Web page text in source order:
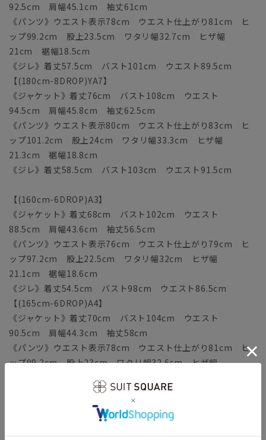
92.5cm 肩幅45.1cm 袖丈61cm
《パンツ》ウエスト表示78cm ウエスト仕上がり81cm ヒ
ップ99.2cm 股上23.5cm ワタリ幅32.7cm ヒザ幅
21cm 裾幅18.5cm
《ジレ》着丈57.5cm バスト101cm ウエスト89.5cm
【(180cm-8DROP)YA7】
《ジャケット》着丈76cm バスト108cm ウエスト
94.5cm 肩幅45.8cm 袖丈62.5cm
《パンツ》ウエスト表示80cm ウエスト仕上がり83cm ヒ
ップ101.2cm 股上24cm ワタリ幅33.3cm ヒザ幅
21.3cm 裾幅18.8cm
《ジレ》着丈58.5cm バスト103cm ウエスト91.5cm
【(160cm-6DROP)A3】
《ジャケット》着丈68cm バスト102cm ウエスト
88.5cm 肩幅43.6cm 袖丈56.5cm
《パンツ》ウエスト表示76cm ウエスト仕上がり79cm ヒ
ップ97.2cm 股上22.5cm ワタリ幅32cm ヒザ幅
21.1cm 裾幅18.6cm
《ジレ》着丈54.5cm バスト98cm ウエスト86.5cm
【(165cm-6DROP)A4】
《ジャケット》着丈70cm バスト104cm ウエスト
90.5cm 肩幅44.3cm 袖丈58cm
《パンツ》ウエスト表示78cm ウエスト仕上がり81cm ヒ
ップ99.2cm 股上23cm ワタリ幅32.6cm ヒザ幅
21.4cm 裾幅18.9cm
《ジレ》着丈55.5cm バスト100cm ウエスト88.5cm
【(170cm-6DROP)A5】
《ジャケット》着丈72cm バスト106cm ウエスト
92.5cm 肩幅45cm 袖丈59.5cm